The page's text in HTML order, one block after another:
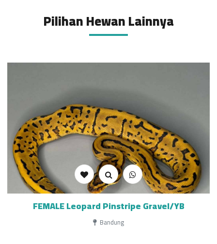
Pilihan Hewan Lainnya
FEMALE Leopard Pinstripe Gravel/YB
Bandung